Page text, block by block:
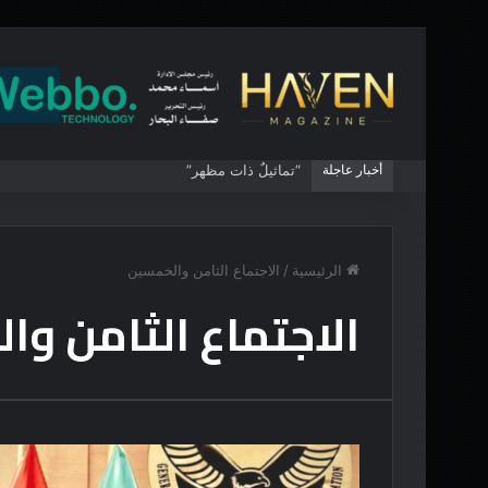
أخبار عاجلة “تماثيلٌ ذات مظهر”
الرئيسية / الاجتماع الثامن والخمسين
الاجتماع الثامن